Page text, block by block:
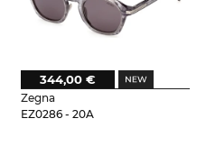
Zegna
EZ0286 - 20A
344,00 €